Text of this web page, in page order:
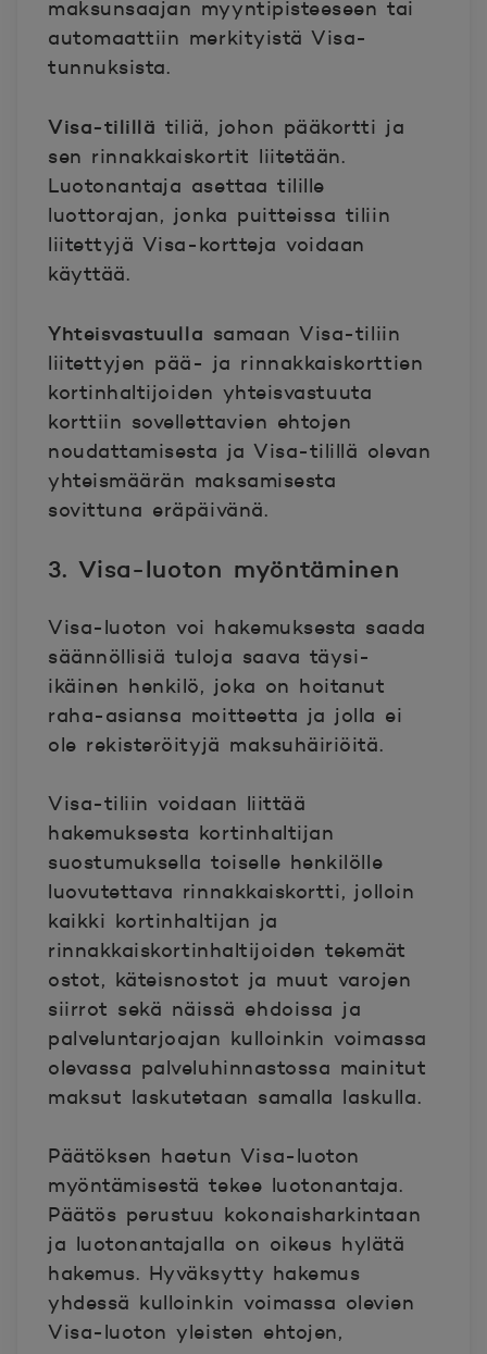
maksunsaajan myyntipisteeseen tai
automaattiin merkityistä Visa-
tunnuksista.
Visa-tilillä tiliä, johon pääkortti ja
sen rinnakkaiskortit liitetään.
Luotonantaja asettaa tilille
luottorajan, jonka puitteissa tiliin
liitettyjä Visa-kortteja voidaan
käyttää.
Yhteisvastuulla samaan Visa-tiliin
liitettyjen pää- ja rinnakkaiskorttien
kortinhaltijoiden yhteisvastuuta
korttiin sovellettavien ehtojen
noudattamisesta ja Visa-tilillä olevan
yhteismäärän maksamisesta
sovittuna eräpäivänä.
3. Visa-luoton myöntäminen
Visa-luoton voi hakemuksesta saada
säännöllisiä tuloja saava täysi-
ikäinen henkilö, joka on hoitanut
raha-asiansa moitteetta ja jolla ei
ole rekisteröityjä maksuhäiriöitä.
Visa-tiliin voidaan liittää
hakemuksesta kortinhaltijan
suostumuksella toiselle henkilölle
luovutettava rinnakkaiskortti, jolloin
kaikki kortinhaltijan ja
rinnakkaiskortinhaltijoiden tekemät
ostot, käteisnostot ja muut varojen
siirrot sekä näissä ehdoissa ja
palveluntarjoajan kulloinkin voimassa
olevassa palveluhinnastossa mainitut
maksut laskutetaan samalla laskulla.
Päätöksen haetun Visa-luoton
myöntämisestä tekee luotonantaja.
Päätös perustuu kokonaisharkintaan
ja luotonantajalla on oikeus hylätä
hakemus. Hyväksytty hakemus
yhdessä kulloinkin voimassa olevien
Visa-luoton yleisten ehtojen,